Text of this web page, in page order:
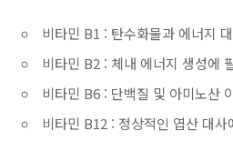
비타민 B1 : 탄수화물과 에너지
비타민 B2 : 체내 에너지 생성에
비타민 B6 : 단백질 및 아미노산
비타민 B12 : 정상적인 엽산 대사